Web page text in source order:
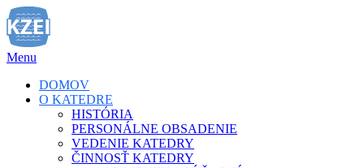
Prejsť
na
obsah
Menu
DOMOV
O KATEDRE
HISTÓRIA
PERSONÁLNE OBSADENIE
VEDENIE KATEDRY
ČINNOSŤ KATEDRY